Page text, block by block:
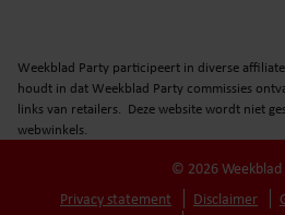
Weekblad Party participeert in diverse
houdt in dat Weekblad Party commissies
links van retailers. Deze website wordt niet
webwinkels.
© 2026
Privacy statement
Disclaimer